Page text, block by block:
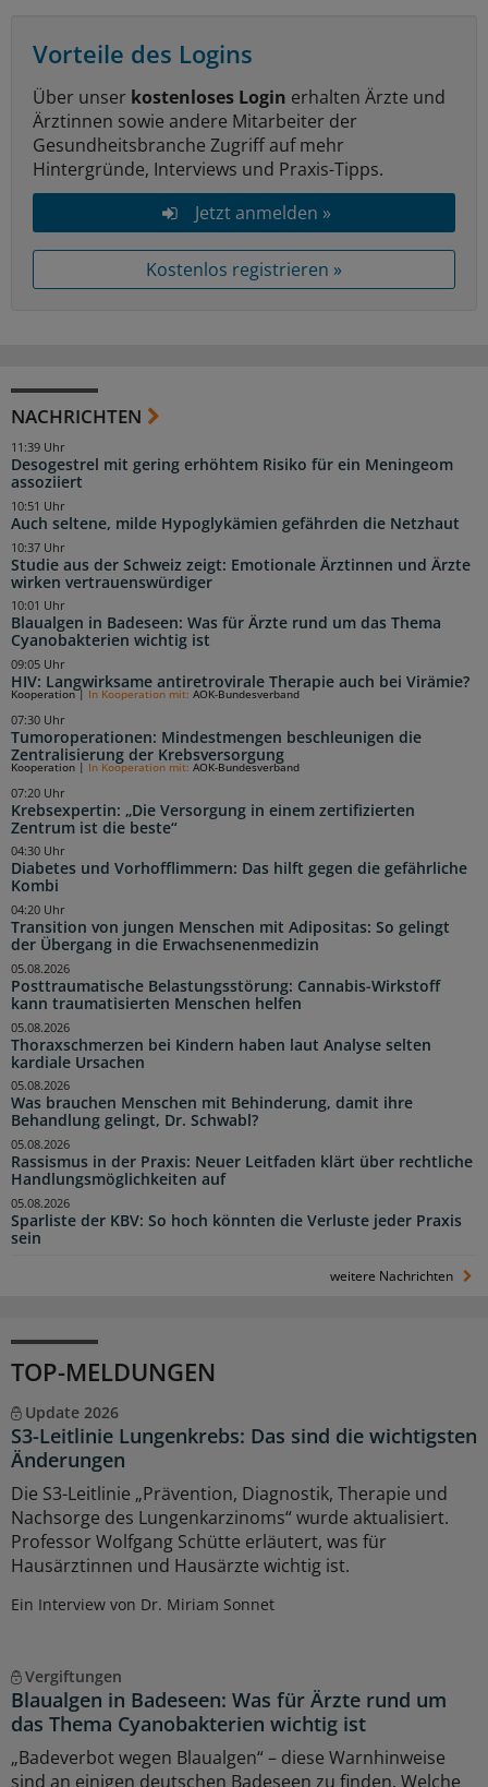
Vorteile des Logins
Über unser kostenloses Login erhalten Ärzte und
Ärztinnen sowie andere Mitarbeiter der
Gesundheitsbranche Zugriff auf mehr
Hintergründe, Interviews und Praxis-Tipps.
Jetzt anmelden »
Kostenlos registrieren »
NACHRICHTEN
Desogestrel mit gering erhöhtem Risiko für ein Meningeom
assoziiert
11:39 Uhr
Auch seltene, milde Hypoglykämien gefährden die Netzhaut
10:51 Uhr
Studie aus der Schweiz zeigt: Emotionale Ärztinnen und Ärzte
wirken vertrauenswürdiger
10:37 Uhr
Blaualgen in Badeseen: Was für Ärzte rund um das Thema
Cyanobakterien wichtig ist
10:01 Uhr
HIV: Langwirksame antiretrovirale Therapie auch bei Virämie?
09:05 Uhr
Tumoroperationen: Mindestmengen beschleunigen die
Zentralisierung der Krebsversorgung
Kooperation| In Kooperation mit: AOK-Bundesverband
07:30 Uhr
Krebsexpertin: „Die Versorgung in einem zertifizierten
Zentrum ist die beste“
Kooperation | In Kooperation mit: AOK-Bundesverband
07:20 Uhr
Diabetes und Vorhofflimmern: Das hilft gegen die gefährliche
Kombi
04:30 Uhr
Transition von jungen Menschen mit Adipositas: So gelingt
der Übergang in die Erwachsenenmedizin
04:20 Uhr
Posttraumatische Belastungsstörung: Cannabis-Wirkstoff
kann traumatisierten Menschen helfen
05.08.2026
Thoraxschmerzen bei Kindern haben laut Analyse selten
kardiale Ursachen
05.08.2026
Was brauchen Menschen mit Behinderung, damit ihre
Behandlung gelingt, Dr. Schwabl?
05.08.2026
Rassismus in der Praxis: Neuer Leitfaden klärt über rechtliche
Handlungsmöglichkeiten auf
05.08.2026
Sparliste der KBV: So hoch könnten die Verluste jeder Praxis
sein
05.08.2026
weitere Nachrichten
TOP-MELDUNGEN
Update 2026
S3-Leitlinie Lungenkrebs: Das sind die wichtigsten
Änderungen
Die S3-Leitlinie „Prävention, Diagnostik, Therapie und
Nachsorge des Lungenkarzinoms“ wurde aktualisiert.
Professor Wolfgang Schütte erläutert, was für
Hausärztinnen und Hausärzte wichtig ist.
Ein Interview von Dr. Miriam Sonnet
Vergiftungen
Blaualgen in Badeseen: Was für Ärzte rund um
das Thema Cyanobakterien wichtig ist
„Badeverbot wegen Blaualgen“ – diese Warnhinweise
sind an einigen deutschen Badeseen zu finden. Welche